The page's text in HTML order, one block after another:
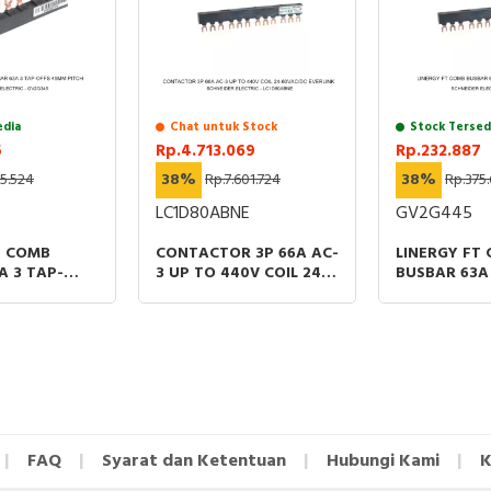
COMB
3 TAP-
Chat untuk Stock
Rp.4.713.069
38% Rp.7.601.724
LC1D80ABNE
CONTACTOR 3P 66A AC-
3 UP TO 440V COIL 24-
Stock
Rp.232.887
38%
GV2G445
LINERGY FT
BUSBAR
FAQ Syarat dan Ketentuan Hubungi Kami